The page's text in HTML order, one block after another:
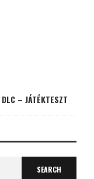
– JÁTÉKTESZT